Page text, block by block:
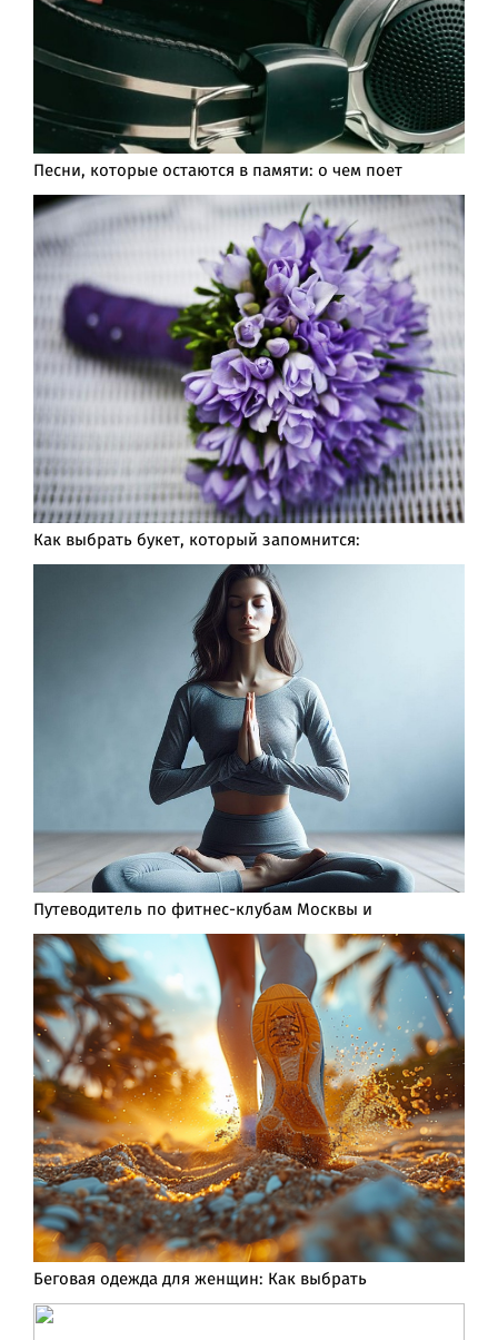
Песни, которые остаются в памяти: о чем поет
Как выбрать букет, который запомнится:
Путеводитель по фитнес-клубам Москвы и
Беговая одежда для женщин: Как выбрать